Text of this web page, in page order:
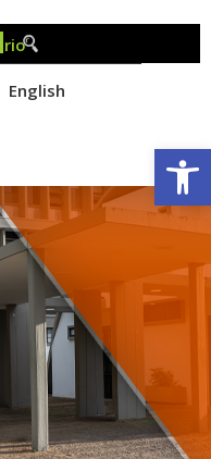
English